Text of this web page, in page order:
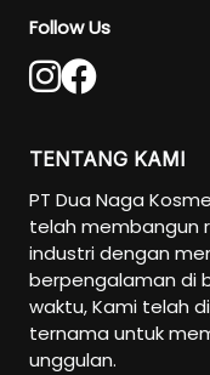
Follow Us
TENTANG KAMI
PT Dua Naga
telah membangun
industri dengan
berpengalaman di
waktu, Kami telah
ternama untuk
unggulan.